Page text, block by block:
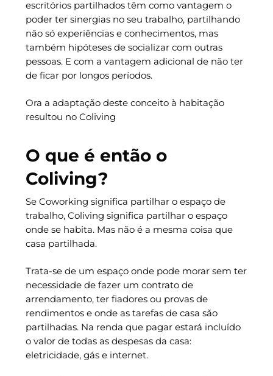
escritórios partilhados têm como vantagem o
poder ter sinergias no seu trabalho, partilhando
não só experiências e conhecimentos, mas
também hipóteses de socializar com outras
pessoas. E com a vantagem adicional de não ter
de ficar por longos períodos.
Ora a adaptação deste conceito à habitação
resultou no Coliving
O que é então o
Coliving?
Se Coworking significa partilhar o espaço de
trabalho, Coliving significa partilhar o espaço
onde se habita. Mas não é a mesma coisa que
casa partilhada.
Trata-se de um espaço onde pode morar sem ter
necessidade de fazer um contrato de
arrendamento, ter fiadores ou provas de
rendimentos e onde as tarefas de casa são
partilhadas. Na renda que pagar estará incluído
o valor de todas as despesas da casa:
eletricidade, gás e internet.